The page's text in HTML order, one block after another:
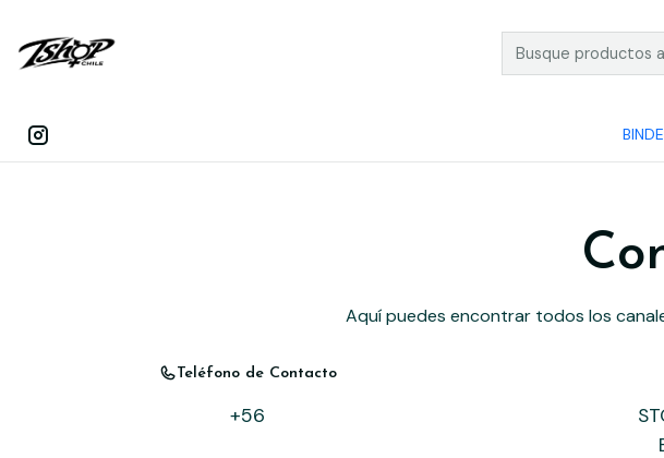
Aquí puedes encontrar todos los
Teléfono de Contacto
+56